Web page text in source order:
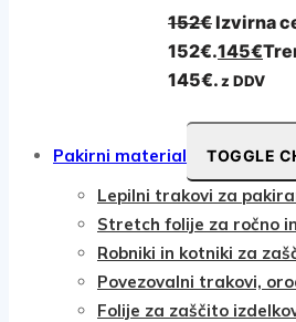
152€Izvirna
152€.145€
145€.z DDV
Pakirni material TOGGLE
Lepilni trakovi za
Stretch folije za ročno
Robniki in kotniki za
Povezovalni trakovi,
Folije za zaščito